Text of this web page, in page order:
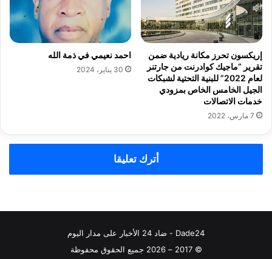
إريكسون تحرز مكانة ريادية ضمن
تقرير “ماجيك كوادرنت من جارتنر
لعام 2022” للبنية التحتية لشبكات
الجيل الخامس الخاص بمزودي
خدمات الاتصالات
7 مارس، 2022
احمد نعيمي في ذمة الله
30 يناير، 2024
أترك تعليقا
Dade24 - ضاد 24 الأخبار على مدار اليوم
© 2017 – 2026 جميع الحقوق محفوظة